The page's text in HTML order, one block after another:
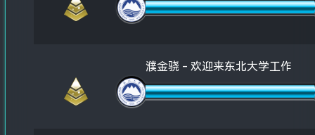
濮金骁 - 欢迎来东北大学工作